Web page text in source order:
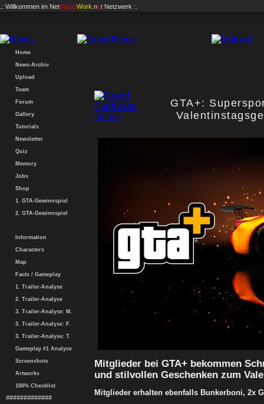
.: Willkommen im NetVisionWork .net Netzwerk :.
Home
News-Archiv
Upload
Team
Forum
Gallery
Tutorials
Newsletter
Quiz
Memory
Jobs
Shop
1. GTA-Gewinnspiel
2. GTA-Gewinnspiel
Information
Characters
Map
Facts / Gameplay
1. Trailer-Analyse
2. Trailer-Analyse
3. Trailer-Analyse: M.
3. Trailer-Analyse: F.
3. Trailer-Analyse: T.
Gameplay #1 Analyse
Screenshots
Artworks
100% Checklist
#############
GTA+:
Mitglieder bei GTA+ bekommen
und stilvollen Geschenken zum
Mitglieder erhalten ebenfalls Bunkerboni, 2x